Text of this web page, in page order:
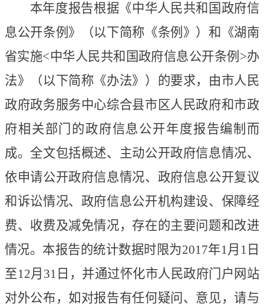
本年度报告根据《中华人民共和国政府信
息公开条例》（以下简称《条例》）和《湖南
省实施<中华人民共和国政府信息公开条例>办
法》（以下简称《办法》）的要求，由市人民
政府政务服务中心综合县市区人民政府和市政
府相关部门的政府信息公开年度报告编制而
成。全文包括概述、主动公开政府信息情况、
依申请公开政府信息情况、政府信息公开复议
和诉讼情况、政府信息公开机构建设、保障经
费、收费及减免情况，存在的主要问题和改进
情况。本报告的统计数据时限为2017年1月1日
至12月31日，并通过怀化市人民政府门户网站
对外公布，如对报告有任何疑问、意见，请与